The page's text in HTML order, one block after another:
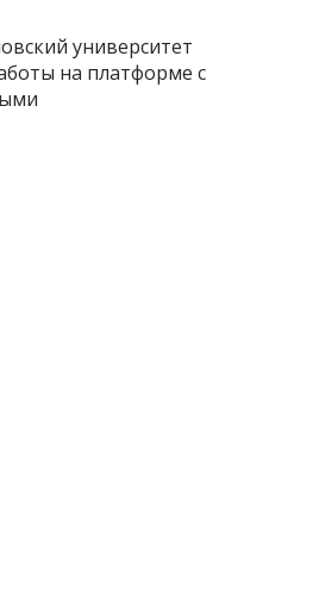
университет
на платформе с